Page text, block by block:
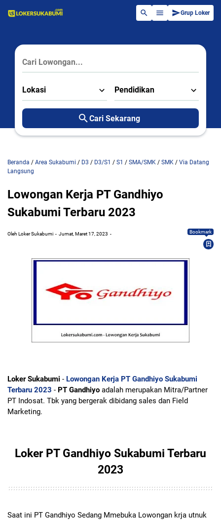
Grup Loker
Lokasi Pendidikan
Cari Sekarang
Beranda / Area Sukabumi / D3 / D3/S1 / S1 / SMA/SMK / SMK / Via Datang
Langsung
Lowongan Kerja PT Gandhiyo
Sukabumi Terbaru 2023
Oleh Loker Sukabumi Jumat, Maret 17, 2023 Bookmark
Loker Sukabumi - Lowongan Kerja PT Gandhiyo Sukabumi
Terbaru 2023 - PT Gandhiyo adalah merupakan Mitra/Partner
PT Indosat. Tbk yang bergerak dibidang sales dan Field
Marketing.
Loker PT Gandhiyo Sukabumi Terbaru
2023
Saat ini PT Gandhiyo Sedang Mmebuka Lowongan krja utnuk